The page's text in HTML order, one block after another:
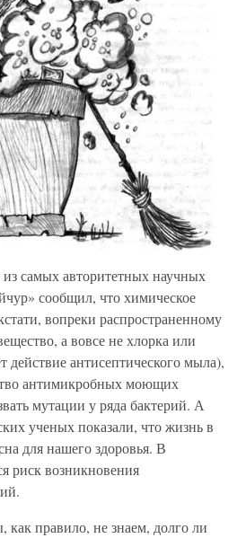
самых авторитетных научных
сообщил, что химическое
вопреки распространенному
а вовсе не хлорка или
действие антисептического мыла),
антимикробных моющих
мутации у ряда бактерий. А
ученых показали, что жизнь в
для нашего здоровья. В
риск возникновения
как правило, не знаем, долго ли